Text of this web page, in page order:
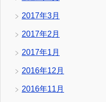
2017年3月
2017年2月
2017年1月
2016年12月
2016年11月